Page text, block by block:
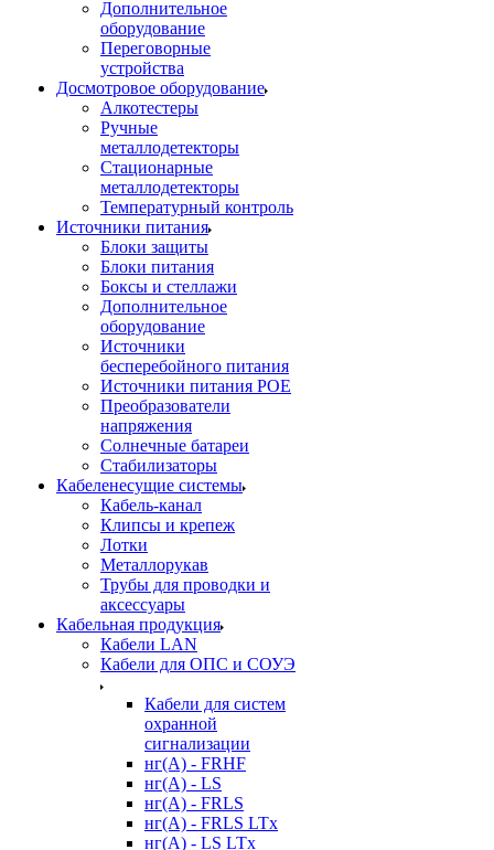
Дополнительное
оборудование
Переговорные
устройства
Досмотровое оборудование
Алкотестеры
Ручные
металлодетекторы
Стационарные
металлодетекторы
Температурный контроль
Источники питания
Блоки защиты
Блоки питания
Боксы и стеллажи
Дополнительное
оборудование
Источники
бесперебойного питания
Источники питания POE
Преобразователи
напряжения
Солнечные батареи
Стабилизаторы
Кабеленесущие системы
Кабель-канал
Клипсы и крепеж
Лотки
Металлорукав
Трубы для проводки и
аксессуары
Кабельная продукция
Кабели LAN
Кабели для ОПС и СОУЭ
Кабели для систем
охранной
сигнализации
нг(A) - FRHF
нг(A) - LS
нг(А) - FRLS
нг(А) - FRLS LTx
нг(А) - LS LTx